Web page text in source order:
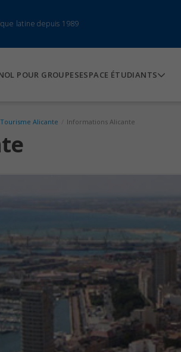
latine depuis 1989
POUR GROUPESESPACE ÉTUDIANTS
Tourisme Alicante Informations Alicante